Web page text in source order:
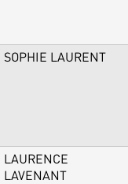
SOPHIE LAURENT
LAURENCE
LAVENANT